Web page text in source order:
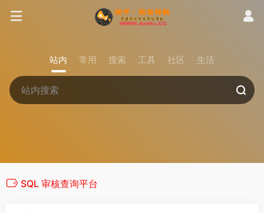
站内 常用 搜索 工具 社区 生活
SQL 审核查询平台